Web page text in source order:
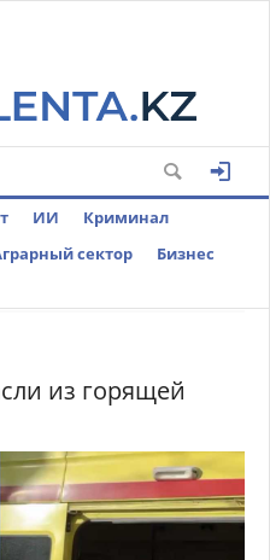
ИИ
Криминал
сектор
Бизнес
из горящей